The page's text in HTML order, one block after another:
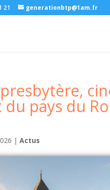
21 generationbtp@1am.fr
presbytère,
du pays du
| Actus